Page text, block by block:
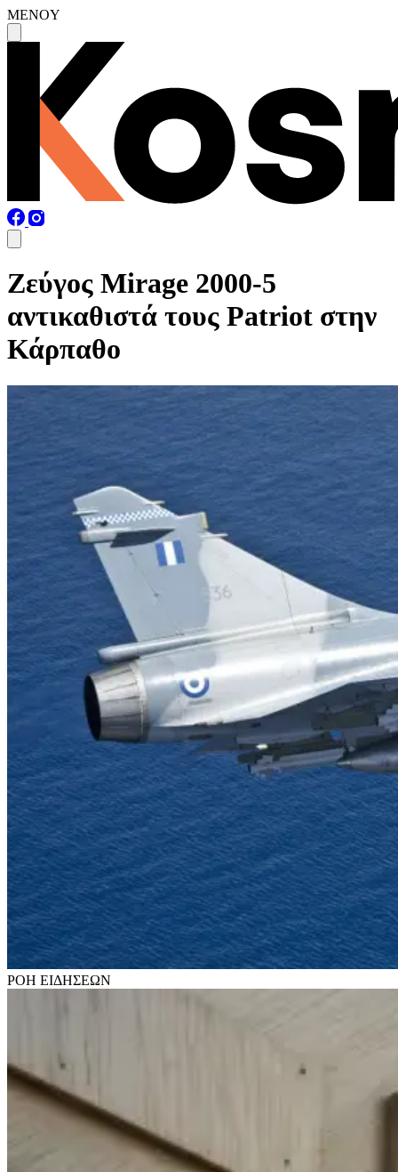
MENOY
Ζεύγος Mirage 2000-5
αντικαθιστά τους Patriot στην
Κάρπαθο
ΡΟΗ ΕΙΔΗΣΕΩΝ